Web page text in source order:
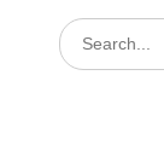
Search
for: